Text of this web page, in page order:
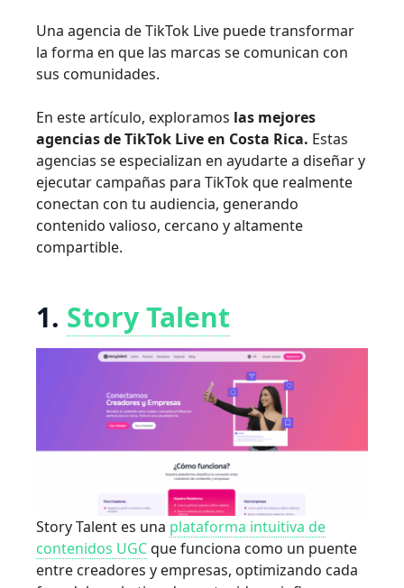
Una agencia de TikTok Live puede transformar
la forma en que las marcas se comunican con
sus comunidades.
En este artículo, exploramos las mejores
agencias deTikTok Live en Costa Rica. Estas
agencias se especializan en ayudarte a diseñar y
ejecutar campañas para TikTok que realmente
conectan con tu audiencia, generando
contenido valioso, cercano y altamente
compartible.
1. Story Talent
Story Talent es una plataforma intuitiva de
contenidos UGCque funciona como un puente
entre creadores y empresas, optimizando cada